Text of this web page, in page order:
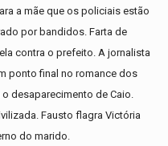
a mãe que os policiais estão
por bandidos. Farta de
contra o prefeito. A jornalista
ponto final no romance dos
desaparecimento de Caio.
Fausto flagra Victória
do marido.